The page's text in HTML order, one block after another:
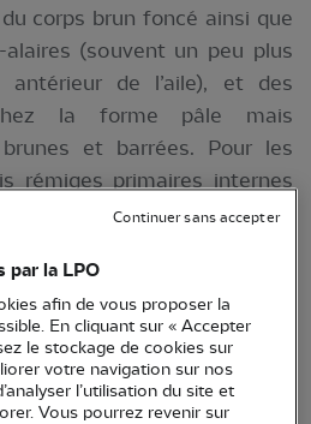
corps brun foncé ainsi que
(souvent un peu plus
de l’aile), et des
la forme pâle mais
et barrées. Pour les
rémiges primaires internes
striées. Presque tous les
l’aile, visible de face (
K.et al.)
138 centimètres
par la LPO
afin de vous proposer la
En cliquant sur « Accepter
le stockage de cookies sur
votre navigation sur nos
l’utilisation du site et
Vous pourrez revenir sur
Continuer sans accepter